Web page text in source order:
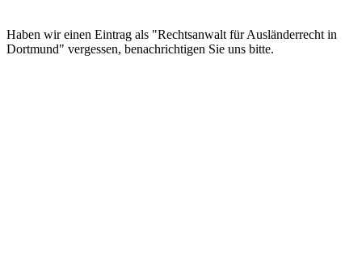
Haben wir einen Eintrag als "Rechtsanwalt für Ausländerrecht in
Dortmund" vergessen, benachrichtigen Sie uns bitte.